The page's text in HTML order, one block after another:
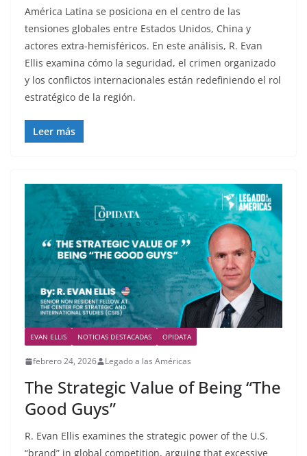
América Latina se posiciona en el centro de las
tensiones globales entre Estados Unidos, China y
actores extra-hemisféricos. En este análisis, R. Evan
Ellis examina cómo la seguridad, el crimen organizado
y los conflictos internacionales están redefiniendo el rol
estratégico de la región.
Leer más
EVAN ELLIS NOTICIAS DESTACADAS OPIDATA
febrero 24, 2026 Legado a las Américas
The Strategic Value of Being “The
Good Guys”
R. Evan Ellis examines the strategic power of the U.S.
“brand” in global competition, arguing that excessive